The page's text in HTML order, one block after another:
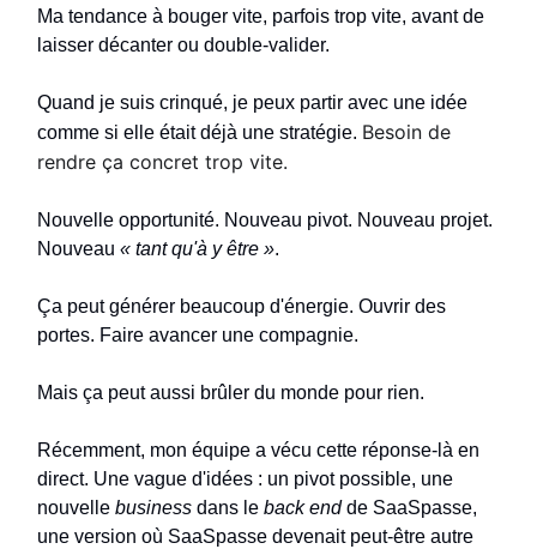
Ma tendance à bouger vite, parfois trop vite, avant de
laisser décanter ou double-valider.
Quand je suis crinqué, je peux partir avec une idée
comme si elle était déjà une stratégie. Besoin de
rendre ça concret trop vite.
Nouvelle opportunité. Nouveau pivot. Nouveau projet.
Nouveau « tant qu'à y être ».
Ça peut générer beaucoup d'énergie. Ouvrir des
portes. Faire avancer une compagnie.
Mais ça peut aussi brûler du monde pour rien.
Récemment, mon équipe a vécu cette réponse-là en
direct. Une vague d'idées : un pivot possible, une
nouvelle business dans le back endde SaaSpasse,
une version où SaaSpasse devenait peut-être autre